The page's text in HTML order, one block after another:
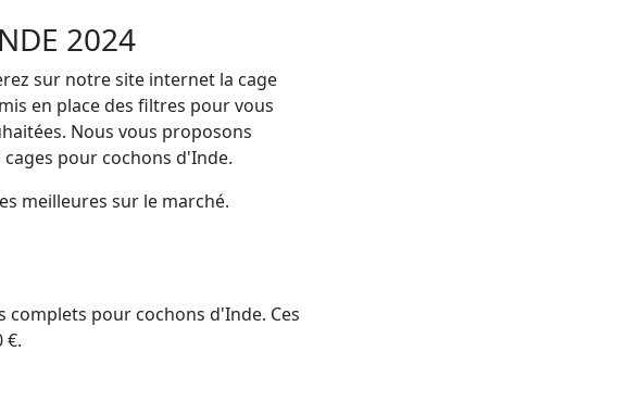
2024
sur notre site internet la cage
en place des filtres pour vous
Nous vous proposons
pour cochons d'Inde.
meilleures sur le marché.
complets pour cochons d'Inde. Ces
€.